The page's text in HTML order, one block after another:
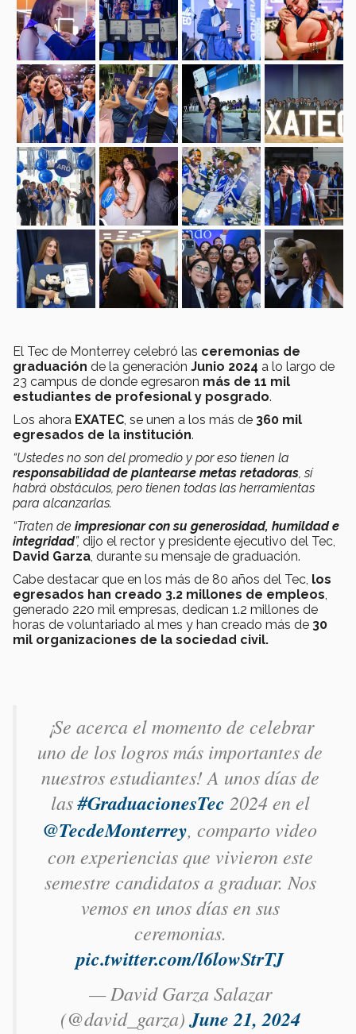
El Tec de Monterrey celebró las ceremonias de
graduación de la generación Junio 2024 a lo largo de
23 campus de donde egresaron más de 11 mil
estudiantes de profesional y posgrado.
Los ahora EXATEC , se unen a los más de 360 mil
egresados de la institución.
“Ustedes no son del promedio y por eso tienen la
responsabilidad de plantearse metas retadoras , sí
habrá obstáculos, pero tienen todas las herramientas
para alcanzarlas.
“Traten de impresionar con su generosidad, humildad e
integridad”, dijo el rector y presidente ejecutivo del Tec,
David Garza , durante su mensaje de graduación.
Cabe destacar que en los más de 80 años del Tec, los
egresados han creado 3.2 millones de empleos
generado 220 mil empresas, dedican 1.2 millones de
horas de voluntariado al mes y han creado más de 30
mil organizaciones de la sociedad civil.
¡Se acerca el momento de celebrar
uno de los logros más importantes de
nuestros estudiantes! A unos días de
las#GraduacionesTec 2024 en el
@TecdeMonterrey, comparto video
con experiencias que vivieron este
semestre candidatos a graduar. Nos
vemos en unos días en sus
ceremonias.
pic.twitter.com/l6lowStrTJ
— David Garza Salazar
(@david_garza)June 21, 2024